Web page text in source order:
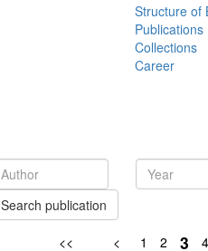
Structure of
Publications
Collections
Career
Search publication
<< < 1 2 3 4